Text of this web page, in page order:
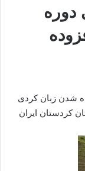
دوره
شدن زبان کردی
کردستان ایران